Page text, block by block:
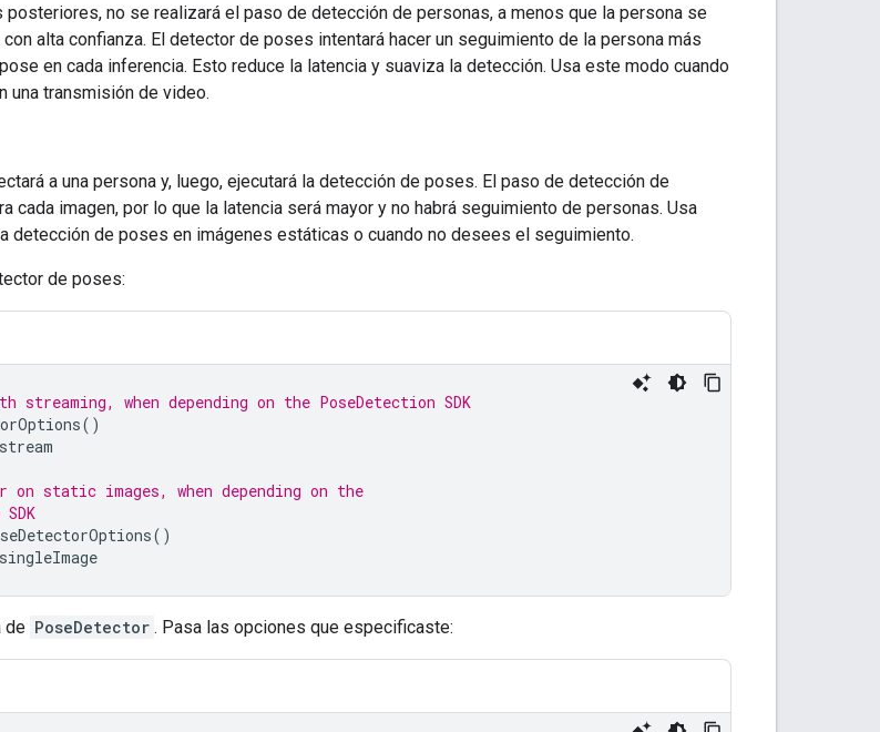
posteriores, no se realizará el paso de detección de personas, a menos que la persona se
con alta confianza. El detector de poses intentará hacer un seguimiento de la persona más
en cada inferencia. Esto reduce la latencia y suaviza la detección. Usa este modo cuando
una transmisión de video.
a una persona y, luego, ejecutará la detección de poses. El paso de detección de
cada imagen, por lo que la latencia será mayor y no habrá seguimiento de personas. Usa
detección de poses en imágenes estáticas o cuando no desees el seguimiento.
de poses:
streaming, when depending on the PoseDetection SDK
()
stream
on static images, when depending on the
()
singleImage
de PoseDetector . Pasa las opciones que especificaste: